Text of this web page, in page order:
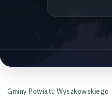
Gminy Powiatu Wyszkowskiego